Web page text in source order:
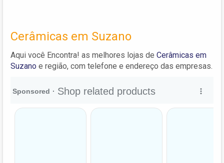
Cerâmicas em Suzano
Aqui você Encontra! as melhores lojas de Cerâmicas em
Suzano e região, com telefone e endereço das empresas.